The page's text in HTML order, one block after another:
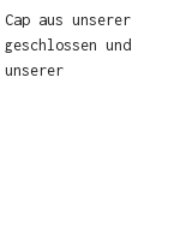
aus unserer
und